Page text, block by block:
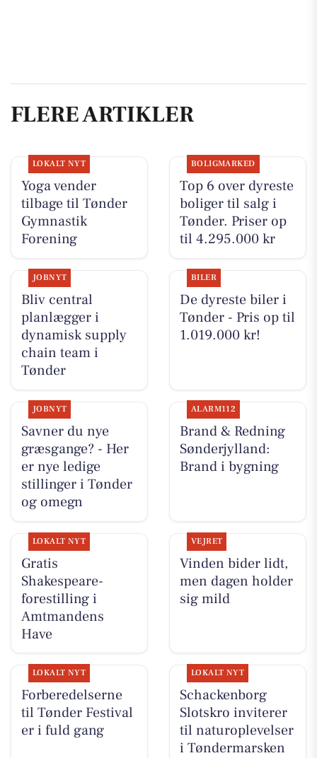
FLERE ARTIKLER
LOKALT NYT
Yoga vender
tilbage til Tønder
Gymnastik
Forening
BOLIGMARKED
Top 6 over dyreste
boliger til salg i
Tønder. Priser op
til 4.295.000 kr
JOBNYT
Bliv central
planlægger i
dynamisk supply
chain team i
Tønder
BILER
De dyreste biler i
Tønder - Pris op til
1.019.000 kr!
JOBNYT
Savner du nye
græsgange? - Her
er nye ledige
stillinger i Tønder
og omegn
ALARM112
Brand & Redning
Sønderjylland:
Brand i bygning
LOKALT NYT
Gratis
Shakespeare-
forestilling i
Amtmandens
Have
VEJRET
Vinden bider lidt,
men dagen holder
sig mild
LOKALT NYT
Forberedelserne
til Tønder Festival
er i fuld gang
LOKALT NYT
Schackenborg
Slotskro inviterer
til naturoplevelser
i Tøndermarsken